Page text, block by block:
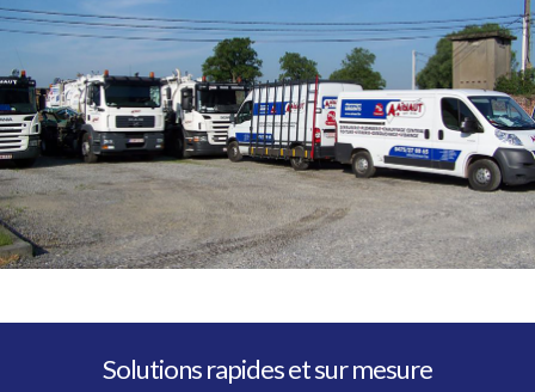
Solutions rapides et sur mesure